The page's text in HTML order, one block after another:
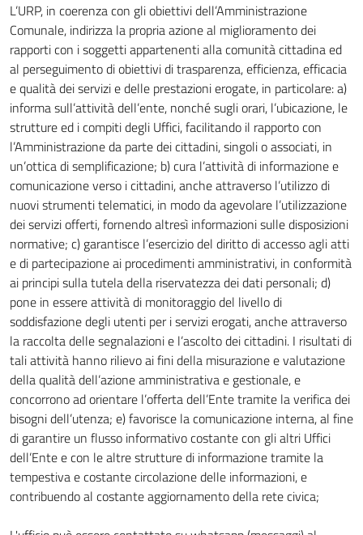
L’URP, in coerenza con gli obiettivi dell’Amministrazione
Comunale, indirizza la propria azione al miglioramento dei
rapporti con i soggetti appartenenti alla comunità cittadina ed
al perseguimento di obiettivi di trasparenza, efficienza, efficacia
e qualità dei servizi e delle prestazioni erogate, in particolare: a)
informa sull’attività dell’ente, nonché sugli orari, l’ubicazione, le
strutture ed i compiti degli Uffici, facilitando il rapporto con
l’Amministrazione da parte dei cittadini, singoli o associati, in
un’ottica di semplificazione; b) cura l’attività di informazione e
comunicazione verso i cittadini, anche attraverso l’utilizzo di
nuovi strumenti telematici, in modo da agevolare l’utilizzazione
dei servizi offerti, fornendo altresì informazioni sulle disposizioni
normative; c) garantisce l’esercizio del diritto di accesso agli atti
e di partecipazione ai procedimenti amministrativi, in conformità
ai principi sulla tutela della riservatezza dei dati personali; d)
pone in essere attività di monitoraggio del livello di
soddisfazione degli utenti per i servizi erogati, anche attraverso
la raccolta delle segnalazioni e l’ascolto dei cittadini. I risultati di
tali attività hanno rilievo ai fini della misurazione e valutazione
della qualità dell’azione amministrativa e gestionale, e
concorrono ad orientare l’offerta dell’Ente tramite la verifica dei
bisogni dell’utenza; e) favorisce la comunicazione interna, al fine
di garantire un flusso informativo costante con gli altri Uffici
dell’Ente e con le altre strutture di informazione tramite la
tempestiva e costante circolazione delle informazioni, e
contribuendo al costante aggiornamento della rete civica;